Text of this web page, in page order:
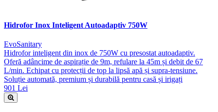
Hidrofor Inox Inteligent Autoadaptiv 750W
EvoSanitary
Hidrofor inteligent din inox de 750W cu presostat autoadaptiv.
Oferă adâncime de aspirație de 9m, refulare la 45m și debit de 67
L/min. Echipat cu protecții de top la lipsă apă și supra-tensiune.
Soluție automată, premium și durabilă pentru casă și irigați
901 Lei